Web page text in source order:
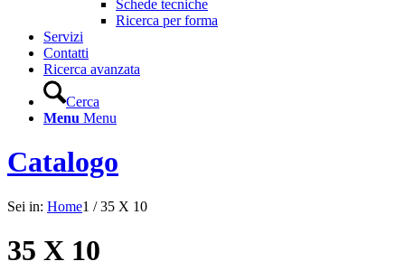
Schede tecniche
Ricerca per forma
Servizi
Contatti
Ricerca avanzata
Cerca
Menu Menu
Catalogo
Sei in: Home1 / 35 X 10
35 X 10